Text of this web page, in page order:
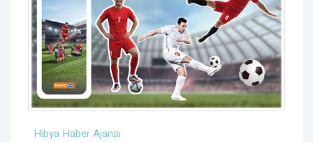
Hibya Haber Ajansı